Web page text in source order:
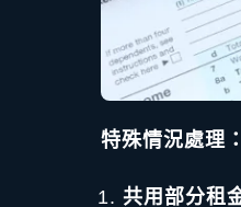
特殊情況處理：
共用部分租